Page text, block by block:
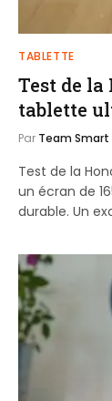
TABLETTE
Test de la
tablette
Par Team Smart
Test de la
un écran de
durable. Un